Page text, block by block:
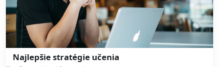
Najlepšie stratégie učenia